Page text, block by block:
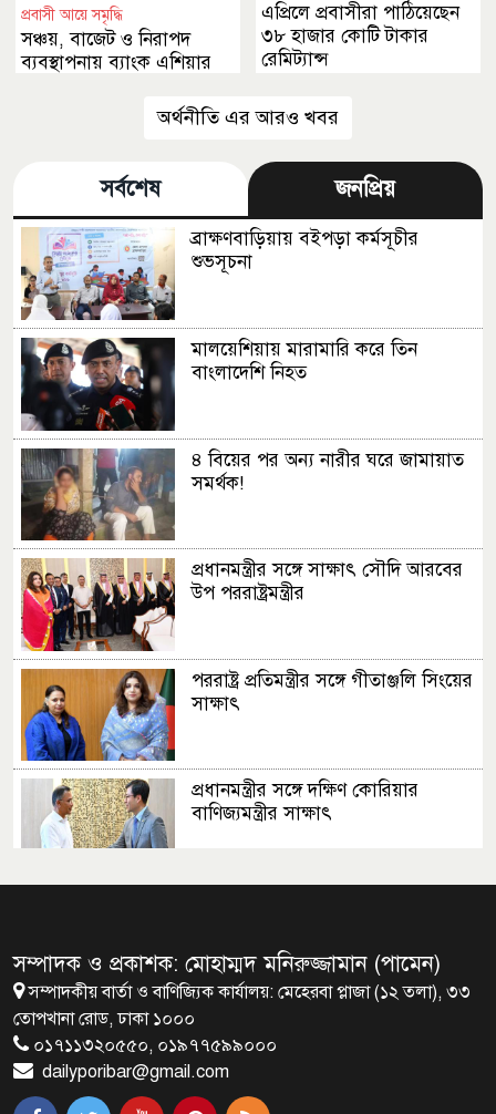
প্রবাসী আয়ে সমৃদ্ধি
সঞ্চয়, বাজেট ও নিরাপদ
ব্যবস্থাপনায় ব্যাংক এশিয়ার
এপ্রিলে প্রবাসীরা পাঠিয়েছেন
৩৮ হাজার কোটি টাকার
রেমিট্যান্স
অর্থনীতি এর আরও খবর
সর্বশেষ জনপ্রিয়
ব্রাক্ষণবাড়িয়ায় বইপড়া কর্মসূচীর
শুভসূচনা
মালয়েশিয়ায় মারামারি করে তিন
বাংলাদেশি নিহত
৪ বিয়ের পর অন্য নারীর ঘরে জামায়াত
সমর্থক!
প্রধানমন্ত্রীর সঙ্গে সাক্ষাৎ সৌদি আরবের
উপ পররাষ্ট্রমন্ত্রীর
পররাষ্ট্র প্রতিমন্ত্রীর সঙ্গে গীতাঞ্জলি সিংয়ের
সাক্ষাৎ
প্রধানমন্ত্রীর সঙ্গে দক্ষিণ কোরিয়ার
বাণিজ্যমন্ত্রীর সাক্ষাৎ
দেশের প্রতিটি ইপিজেডে বৃক্ষরোপণ করা
হবে
সম্পাদক ও প্রকাশক: মোহাম্মদ মনিরুজ্জামান (পামেন)
সম্পাদকীয় বার্তা ও বাণিজ্যিক কার্যালয়: মেহেরবা প্লাজা (১২ তলা), ৩৩
তোপখানা রোড, ঢাকা ১০০০
০১৭১১৩২০৫৫০, ০১৯৭৭৫৯৯০০০
dailyporibar@gmail.com